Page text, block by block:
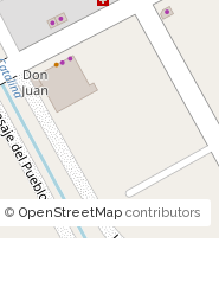
| ©OpenStreetMap contributors